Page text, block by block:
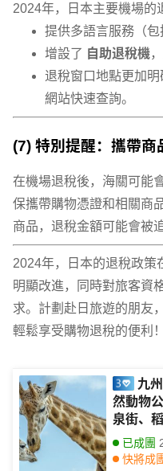
2024年，日本主要機場的
提供多語言服務（包
增設了 自助退稅機
退稅窗口地點更加
網站快速查詢。
(7) 特別提醒：攜帶商
在機場退稅後，海關可能
保攜帶購物憑證和相關商
商品，退稅金額可能會被
2024年，日本的退稅政策
明顯改進，同時對旅客資
求。計劃赴日旅遊的朋友
輕鬆享受購物退稅的便利！
九州
然動物
泉街、
纜車)、
已成團
快將成